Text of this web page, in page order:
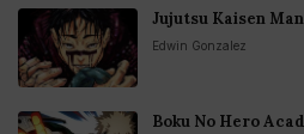
Jujutsu Kaisen
Edwin Gonzalez
Boku No Hero